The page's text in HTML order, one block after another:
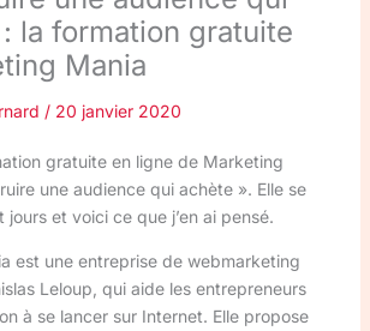
la formation gratuite
Mania
/ 20 janvier 2020
gratuite en ligne de Marketing
une audience qui achète ». Elle se
jours et voici ce que j’en ai pensé.
est une entreprise de webmarketing
Leloup, qui aide les entrepreneurs
à se lancer sur Internet. Elle propose